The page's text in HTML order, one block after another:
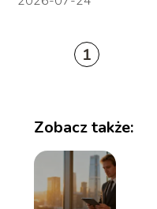
1
Zobacz także: